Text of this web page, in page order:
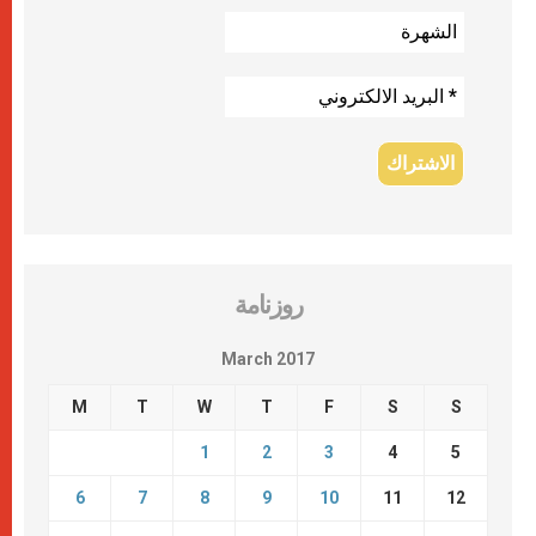
روزنامة
March 2017
M T W T F S S
1 2 3 4 5
6 7 8 9 10 11 12